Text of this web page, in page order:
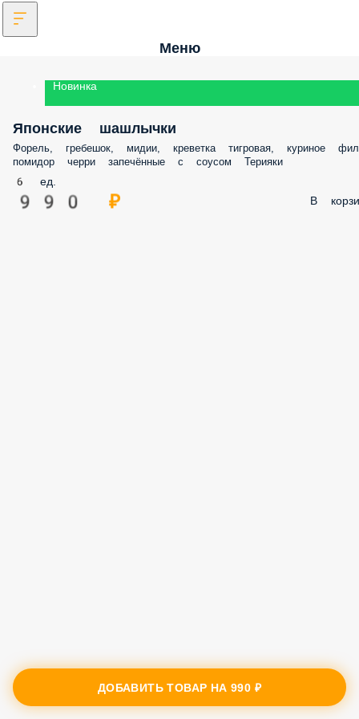
Меню
Новинка
Японские шашлычки
Форель, гребешок, мидии, креветка тигровая, куриное филе, помидор
черри запечённые с соусом Терияки
6 ед.
990 ₽ В
ДОБАВИТЬ ТОВАР НА990 ₽